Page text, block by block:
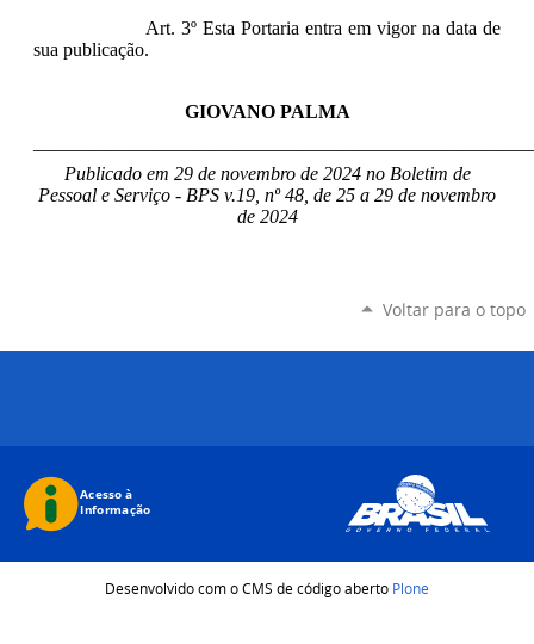
Art. 3º Esta Portaria entra em vigor na data de
sua publicação.
GIOVANO PALMA
Publicado em 29 de novembro de 2024 no Boletim de
Pessoal e Serviço - BPS v.19, nº 48, de 25 a 29 de novembro
de 2024
Voltar para o topo
Desenvolvido com o CMS de código aberto Plone